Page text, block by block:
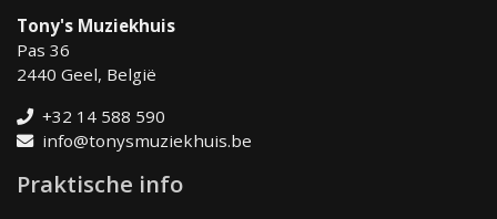
Tony's Muziekhuis
Pas 36
2440 Geel, België
+32 14 588 590
info@tonysmuziekhuis.be
Praktische info